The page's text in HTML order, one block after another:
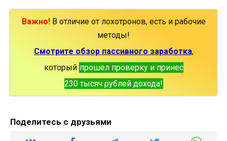
Важно!В отличие от лохотронов, есть и рабочие
методы!
Смотрите обзор пассивного заработка,
который прошел проверку и принес
230 тысяч рублей дохода!
Поделитесь с друзьями